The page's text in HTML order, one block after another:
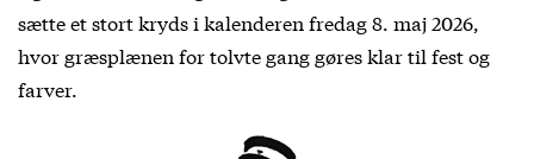
sætte et stort kryds i kalenderen fredag 8. maj 2026,
hvor græsplænen for tolvte gang gøres klar til fest og
farver.